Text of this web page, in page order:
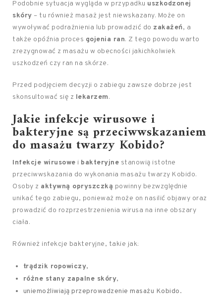
Podobnie sytuacja wygląda w przypadku uszkodzonej
skóry – tu również masaż jest niewskazany. Może on
wywoływać podrażnienia lub prowadzić do zakażeń, a
także opóźnia proces gojenia ran. Z tego powodu warto
zrezygnować z masażu w obecności jakichkolwiek
uszkodzeń czy ran na skórze.
Przed podjęciem decyzji o zabiegu zawsze dobrze jest
skonsultować się z lekarzem.
Jakie infekcje wirusowe i
bakteryjne są przeciwwskazaniem
do masażu twarzy Kobido?
Infekcje wirusowe i bakteryjne stanowią istotne
przeciwwskazania do wykonania masażu twarzy Kobido.
Osoby z aktywną opryszczką powinny bezwzględnie
unikać tego zabiegu, ponieważ może on nasilić objawy oraz
prowadzić do rozprzestrzenienia wirusa na inne obszary
ciała.
Również infekcje bakteryjne, takie jak:
trądzik ropowiczy,
różne stany zapalne skóry,
uniemożliwiają przeprowadzenie masażu Kobido.